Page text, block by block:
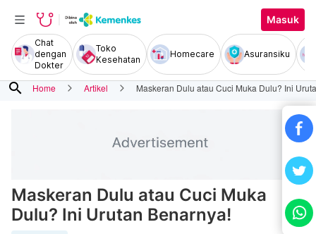
Masuk
Chat
dengan
Dokter
Toko
Kesehatan
Homecare Asuransiku
search Home Artikel Maskeran Dulu atau Cuci Muka Dulu? Ini
Maskeran Dulu atau Cuci Muka
Dulu? Ini Urutan Benarnya!